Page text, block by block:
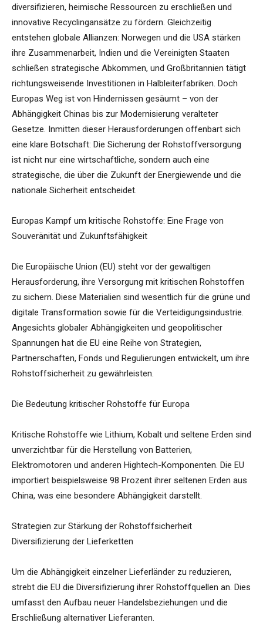
diversifizieren, heimische Ressourcen zu erschließen und
innovative Recyclingansätze zu fördern. Gleichzeitig
entstehen globale Allianzen: Norwegen und die USA stärken
ihre Zusammenarbeit, Indien und die Vereinigten Staaten
schließen strategische Abkommen, und Großbritannien tätigt
richtungsweisende Investitionen in Halbleiterfabriken. Doch
Europas Weg ist von Hindernissen gesäumt – von der
Abhängigkeit Chinas bis zur Modernisierung veralteter
Gesetze. Inmitten dieser Herausforderungen offenbart sich
eine klare Botschaft: Die Sicherung der Rohstoffversorgung
ist nicht nur eine wirtschaftliche, sondern auch eine
strategische, die über die Zukunft der Energiewende und die
nationale Sicherheit entscheidet.
Europas Kampf um kritische Rohstoffe: Eine Frage von
Souveränität und Zukunftsfähigkeit
Die Europäische Union (EU) steht vor der gewaltigen
Herausforderung, ihre Versorgung mit kritischen Rohstoffen
zu sichern. Diese Materialien sind wesentlich für die grüne und
digitale Transformation sowie für die Verteidigungsindustrie.
Angesichts globaler Abhängigkeiten und geopolitischer
Spannungen hat die EU eine Reihe von Strategien,
Partnerschaften, Fonds und Regulierungen entwickelt, um ihre
Rohstoffsicherheit zu gewährleisten.
Die Bedeutung kritischer Rohstoffe für Europa
Kritische Rohstoffe wie Lithium, Kobalt und seltene Erden sind
unverzichtbar für die Herstellung von Batterien,
Elektromotoren und anderen Hightech-Komponenten. Die EU
importiert beispielsweise 98 Prozent ihrer seltenen Erden aus
China, was eine besondere Abhängigkeit darstellt.
Strategien zur Stärkung der Rohstoffsicherheit
Diversifizierung der Lieferketten
Um die Abhängigkeit einzelner Lieferländer zu reduzieren,
strebt die EU die Diversifizierung ihrer Rohstoffquellen an. Dies
umfasst den Aufbau neuer Handelsbeziehungen und die
Erschließung alternativer Lieferanten.